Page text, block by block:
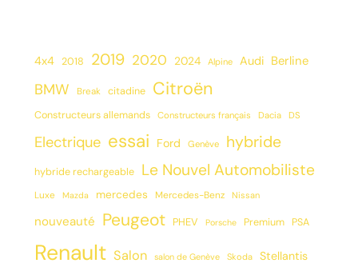
4x4 2018 2019 2020 2024 Alpine Audi Berline
BMW Break citadine Citroën
Constructeurs allemands Constructeurs français Dacia DS
Electrique essai Ford Genève hybride
hybride rechargeable Le Nouvel Automobiliste
Luxe Mazda mercedes Mercedes-Benz Nissan
nouveauté Peugeot PHEV Porsche Premium PSA
Renault Salon salon de Genève Skoda Stellantis